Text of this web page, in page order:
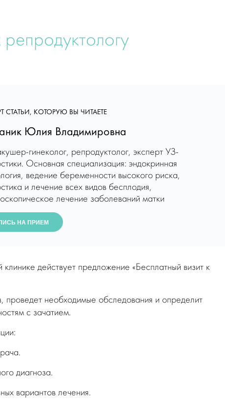
репродуктологу
СТАТЬИ, КОТОРУЮ ВЫ ЧИТАЕТЕ
Юлия Владимировна
гинеколог, репродуктолог, эксперт УЗ-
Основная специализация: эндокринная
ведение беременности высокого риска,
и лечение всех видов бесплодия,
лечение заболеваний матки
НА ПРИЕМ
действует предложение «Бесплатный визит к
проведет необходимые обследования и определит
с зачатием.
диагноза.
вариантов лечения.